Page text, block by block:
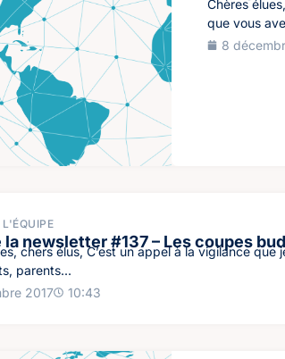
Chères
que vous
8
la newsletter #137 – Les coupes
chers élus, C’est un appel à la vigilance
parents...
2017
10:43